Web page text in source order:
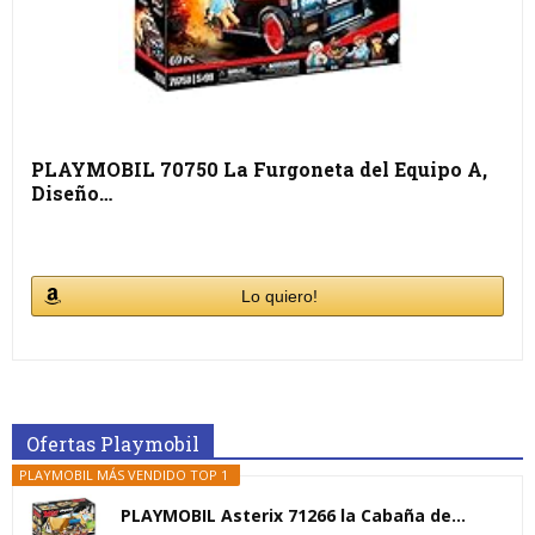
PLAYMOBIL 70750 La Furgoneta del Equipo A,
Diseño…
Lo quiero!
Ofertas Playmobil
PLAYMOBIL MÁS VENDIDO TOP 1
PLAYMOBIL Asterix 71266 la Cabaña de...